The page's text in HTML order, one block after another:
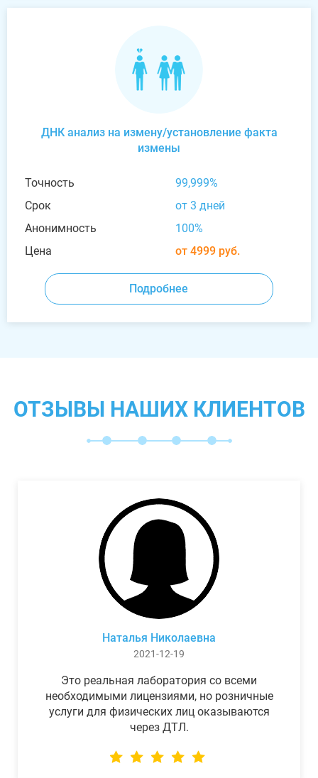
ДНК анализ на измену/установление факта
измены
Точность
99,999%
Срок
от 3 дней
Анонимность
100%
Цена
от 4999 руб.
Подробнее
ОТЗЫВЫ НАШИХ КЛИЕНТОВ
Наталья Николаевна
2021-12-19
Это реальная лаборатория со всеми
необходимыми лицензиями, но розничные
услуги для физических лиц оказываются
через ДТЛ.